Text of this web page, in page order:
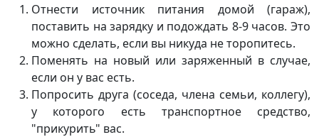
Отнести источник питания домой (гараж),
поставить на зарядку и подождать 8-9 часов. Это
можно сделать, если вы никуда не торопитесь.
Поменять на новый или заряженный в случае,
если он у вас есть.
Попросить друга (соседа, члена семьи, коллегу),
у которого есть транспортное средство,
"прикурить" вас.